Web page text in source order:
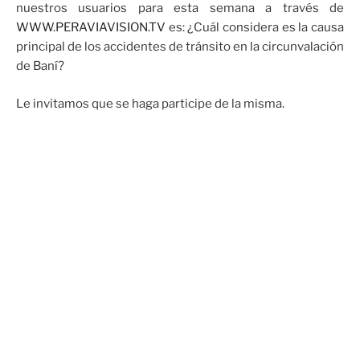
nuestros usuarios para esta semana a través de
WWW.PERAVIAVISION.TV es: ¿Cuál considera es la causa
principal de los accidentes de tránsito en la circunvalación
de Baní?
Le invitamos que se haga participe de la misma.